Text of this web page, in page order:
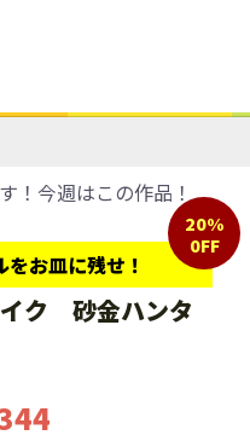
！今週はこの作品！
お皿に残せ！
20%
0FF
ク 砂金ハンタ